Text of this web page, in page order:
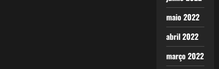
maio 2022
abril 2022
março 2022